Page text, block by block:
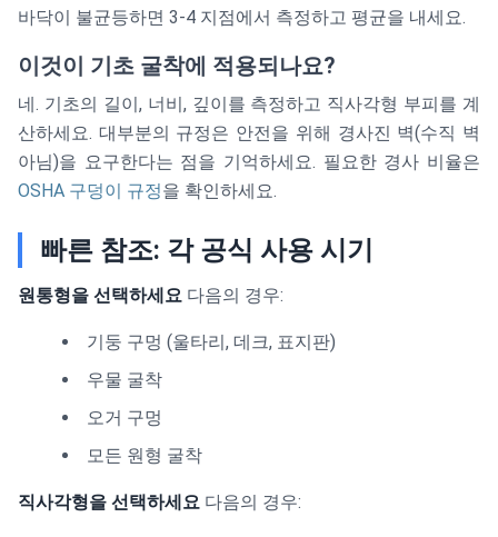
바닥이 불균등하면 3-4 지점에서 측정하고 평균을 내세요.
이것이 기초 굴착에 적용되나요?
네. 기초의 길이, 너비, 깊이를 측정하고 직사각형 부피를 계
산하세요. 대부분의 규정은 안전을 위해 경사진 벽(수직 벽
아님)을 요구한다는 점을 기억하세요. 필요한 경사 비율은
OSHA 구덩이 규정을 확인하세요.
빠른 참조: 각 공식 사용 시기
원통형을 선택하세요 다음의 경우:
기둥 구멍 (울타리, 데크, 표지판)
우물 굴착
오거 구멍
모든 원형 굴착
직사각형을 선택하세요 다음의 경우: